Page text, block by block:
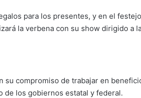
para los presentes, y en el
la verbena con su show dirigido a
su compromiso de trabajar en
de los gobiernos estatal y federal.